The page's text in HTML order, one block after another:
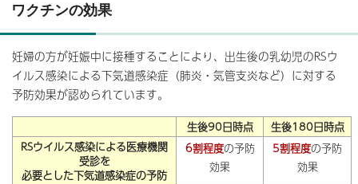
ワクチンの効果
妊婦の方が妊娠中に接種することにより、出生後の乳幼児のRSウ
イルス感染による下気道感染症（肺炎・気管支炎など）に対する
予防効果が認められています。
生後90日時点
生後180日時点
RSウイルス感染による医療機関
受診を
必要とした下気道感染症の予防
6割程度の予防
効果
5割程度の予防
効果